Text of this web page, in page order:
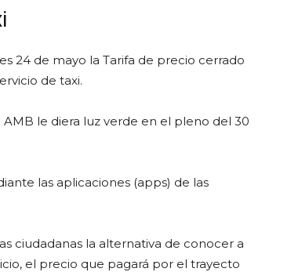
24 de mayo la Tarifa de precio cerrado
de taxi.
le diera luz verde en el pleno del 30
las aplicaciones (apps) de las
ciudadanas la alternativa de conocer a
el precio que pagará por el trayecto